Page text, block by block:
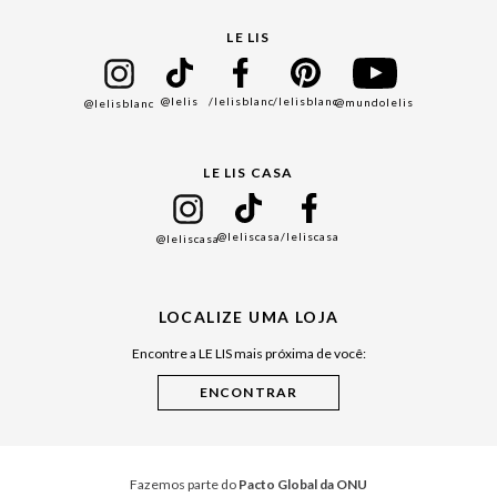
Black Friday
Cuidados Casa
LE LIS
@lelisblanc @lelis /lelisblanc/lelisblanc@mundolelis
LE LIS CASA
@leliscasa@leliscasa/leliscasa
LOCALIZE UMA LOJA
Encontre a LE LIS mais próxima de você:
Fazemos parte do Pacto Global da ONU